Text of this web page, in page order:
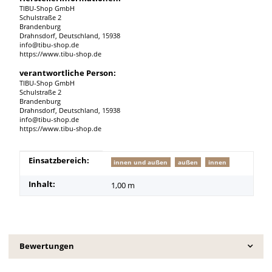
TIBU-Shop GmbH
Schulstraße 2
Brandenburg
Drahnsdorf, Deutschland, 15938
info@tibu-shop.de
https://www.tibu-shop.de
verantwortliche Person:
TIBU-Shop GmbH
Schulstraße 2
Brandenburg
Drahnsdorf, Deutschland, 15938
info@tibu-shop.de
https://www.tibu-shop.de
Produkteigenschaft
Wert
Einsatzbereich: innen und außen außen innen
Inhalt: 1,00 m
Bewertungen